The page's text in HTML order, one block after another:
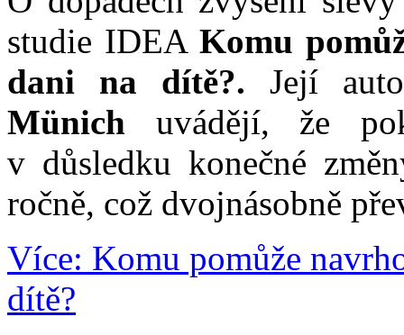
studie IDEA Komu
dani na dítě?. Její
Münich uvádějí, že
v důsledku konečné
ročně, což dvojnásobně
Více: Komu pomůže
dítě?